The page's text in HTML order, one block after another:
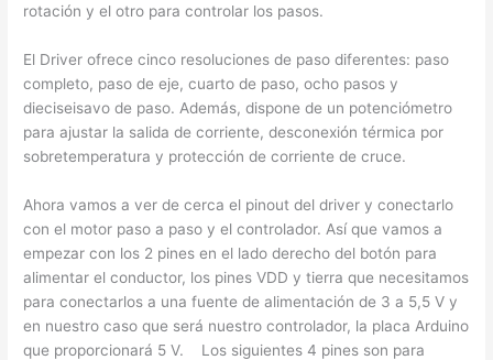
rotación y el otro para controlar los pasos.
El Driver ofrece cinco resoluciones de paso diferentes: paso
completo, paso de eje, cuarto de paso, ocho pasos y
dieciseisavo de paso. Además, dispone de un potenciómetro
para ajustar la salida de corriente, desconexión térmica por
sobretemperatura y protección de corriente de cruce.
Ahora vamos a ver de cerca el pinout del driver y conectarlo
con el motor paso a paso y el controlador. Así que vamos a
empezar con los 2 pines en el lado derecho del botón para
alimentar el conductor, los pines VDD y tierra que necesitamos
para conectarlos a una fuente de alimentación de 3 a 5,5 V y
en nuestro caso que será nuestro controlador, la placa Arduino
que proporcionará 5 V. Los siguientes 4 pines son para